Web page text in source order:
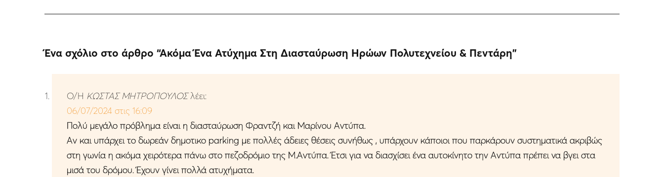
Ένα σχόλιο στο άρθρο “Ακόμα Ένα Ατύχημα Στη Διασταύρωση Ηρώων Πολυτεχνείου & Πεντάρη”
Ο/Η ΚΩΣΤΑΣ ΜΗΤΡΟΠΟΥΛΟΣ λέει:
06/07/2024 στις 16:09
Πολύ μεγάλο πρόβλημα είναι η διασταύρωση Φραντζή και Μαρίνου Αντύπα.
Αν και υπάρχει το δωρεάν δημοτικο parking με πολλές άδειες θέσεις συνήθως , υπάρχουν κάποιοι που παρκάρουν συστηματικά ακριβώς
στη γωνία η ακόμα χειρότερα πάνω στο πεζοδρόμιο της Μ.Αντύπα. Έτσι για να διασχίσει ένα αυτοκίνητο την Αντύπα πρέπει να βγει στα
μισά του δρόμου. Έχουν γίνει πολλά ατυχήματα.